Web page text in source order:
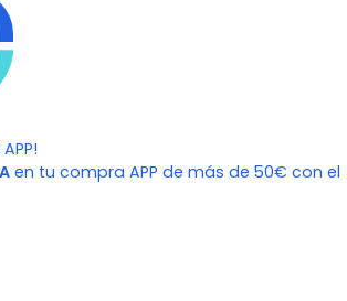
en tu compra APP de más de 50€ con el